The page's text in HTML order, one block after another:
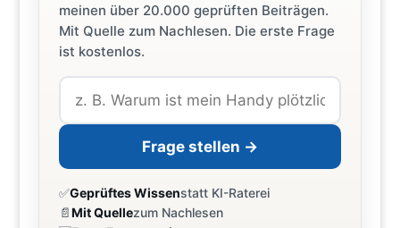
meinen über 20.000 geprüften Beiträgen.
Mit Quelle zum Nachlesen. Die erste Frage
ist kostenlos.
Frage stellen →
✅Geprüftes Wissenstatt KI-Raterei
📄Mit Quellezum Nachlesen